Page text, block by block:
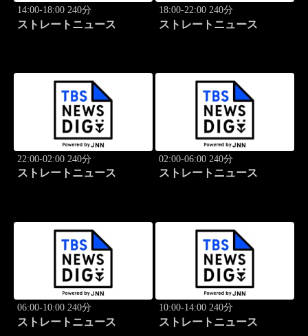
14:00-18:00 240分
ストレートニュース
18:00-22:00 240分
ストレートニュース
22:00-02:00 240分
ストレートニュース
02:00-06:00 240分
ストレートニュース
06:00-10:00 240分
ストレートニュース
10:00-14:00 240分
ストレートニュース